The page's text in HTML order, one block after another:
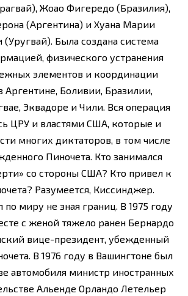
Жоао Фигередо (Бразилия),
(Аргентина) и Хуана Марии
Была создана система
физического устранения
элементов и координации
Аргентине, Боливии, Бразилии,
Эквадоре и Чили. Вся операция
ЦРУ и властями США, которые и
многих диктаторов, в том числе
Пиночета. Кто занимался
со стороны США? Кто привел к
Разумеется, Киссинджер.
по миру не зная границ. В 1975 году
с женой тяжело ранен Бернардо
вице-президент, убежденный
В 1976 году в Вашингтоне был
автомобиля министр иностранных
Альенде Орландо Летельер